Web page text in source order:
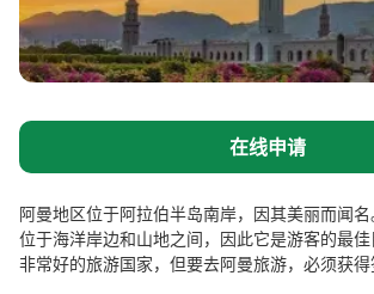
在线申请
阿曼地区位于阿拉伯半岛南岸，因其美丽而闻
位于海洋岸边和山地之间，因此它是游客的最
非常好的旅游国家，但要去阿曼旅游，必须获得